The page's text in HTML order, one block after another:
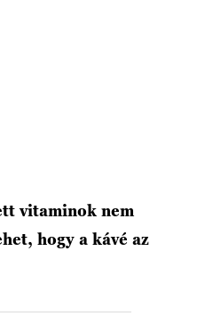
vitaminok nem
hogy a kávé az